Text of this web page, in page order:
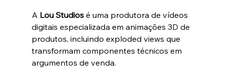
A Lou Studios é uma produtora de vídeos
digitais especializada em animações 3D de
produtos, incluindo exploded views que
transformam componentes técnicos em
argumentos de venda.